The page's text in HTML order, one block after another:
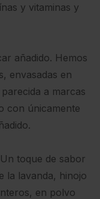
y vitaminas y
añadido. Hemos
envasadas en
a marcas
con únicamente
toque de sabor
la lavanda, hinojo
en polvo